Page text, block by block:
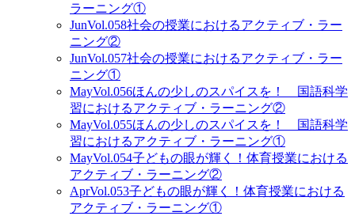
ラーニング①
JunVol.058社会の授業におけるアクティブ・ラー
ニング②
JunVol.057社会の授業におけるアクティブ・ラー
ニング①
MayVol.056ほんの少しのスパイスを！ 国語科学
習におけるアクティブ・ラーニング②
MayVol.055ほんの少しのスパイスを！ 国語科学
習におけるアクティブ・ラーニング①
MayVol.054子どもの眼が輝く！体育授業における
アクティブ・ラーニング②
AprVol.053子どもの眼が輝く！体育授業における
アクティブ・ラーニング①